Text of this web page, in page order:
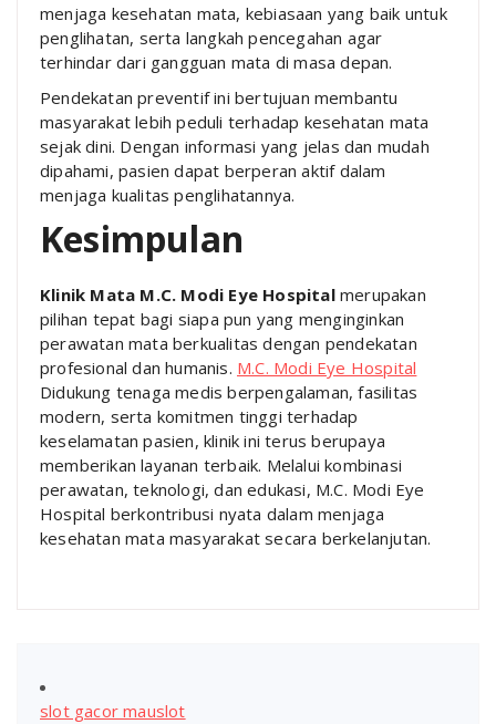
menjaga kesehatan mata, kebiasaan yang baik untuk
penglihatan, serta langkah pencegahan agar
terhindar dari gangguan mata di masa depan.
Pendekatan preventif ini bertujuan membantu
masyarakat lebih peduli terhadap kesehatan mata
sejak dini. Dengan informasi yang jelas dan mudah
dipahami, pasien dapat berperan aktif dalam
menjaga kualitas penglihatannya.
Kesimpulan
Klinik Mata M.C. Modi Eye Hospitalmerupakan
pilihan tepat bagi siapa pun yang menginginkan
perawatan mata berkualitas dengan pendekatan
profesional dan humanis. M.C. Modi Eye Hospital
Didukung tenaga medis berpengalaman, fasilitas
modern, serta komitmen tinggi terhadap
keselamatan pasien, klinik ini terus berupaya
memberikan layanan terbaik. Melalui kombinasi
perawatan, teknologi, dan edukasi, M.C. Modi Eye
Hospital berkontribusi nyata dalam menjaga
kesehatan mata masyarakat secara berkelanjutan.
slot gacor mauslot